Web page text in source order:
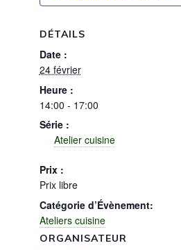
DÉTAILS
Date :
24 février
Heure :
14:00 - 17:00
Série :
Atelier cuisine
Prix :
Prix libre
Catégorie d’Évènement:
Ateliers cuisine
ORGANISATEUR